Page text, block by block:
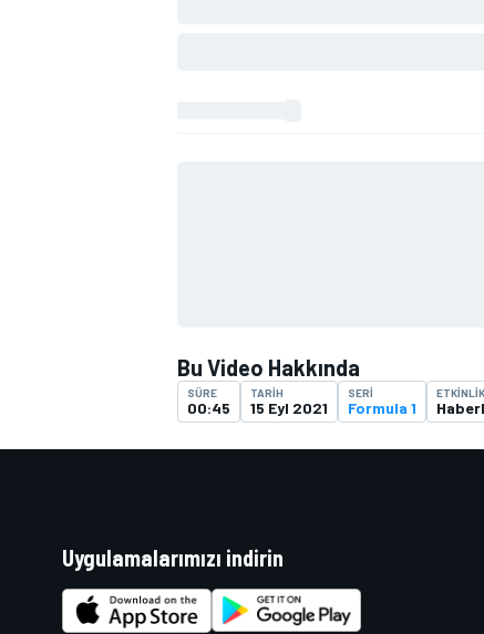
Bu Video Hakkında
SÜRE
00:45
TARIH
15 Eyl 2021
SERI
Formula 1
ETKINLIK
Uygulamalarımızı indirin